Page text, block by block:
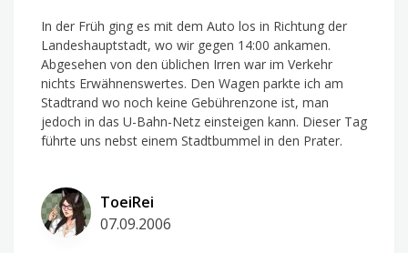
Part
2
&
Abschied
In der Früh ging es mit dem Auto los in Richtung der
Landeshauptstadt, wo wir gegen 14:00 ankamen.
Abgesehen von den üblichen Irren war im Verkehr
nichts Erwähnenswertes. Den Wagen parkte ich am
Stadtrand wo noch keine Gebührenzone ist, man
jedoch in das U-Bahn-Netz einsteigen kann. Dieser Tag
führte uns nebst einem Stadtbummel in den Prater.
ToeiRei
07.09.2006